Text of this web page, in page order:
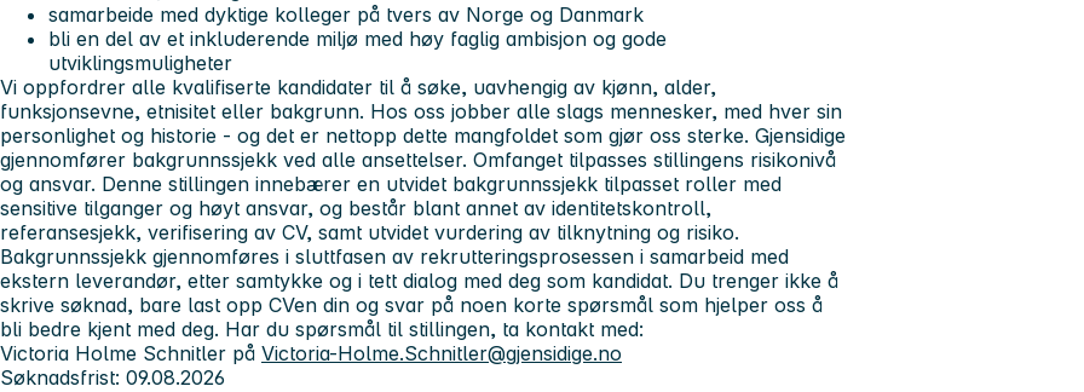
samarbeide med dyktige kolleger på tvers av Norge og Danmark
bli en del av et inkluderende miljø med høy faglig ambisjon og gode
utviklingsmuligheter
Vi oppfordrer alle kvalifiserte kandidater til å søke, uavhengig av kjønn, alder,
funksjonsevne, etnisitet eller bakgrunn. Hos oss jobber alle slags mennesker, med hver sin
personlighet og historie - og det er nettopp dette mangfoldet som gjør oss sterke. Gjensidige
gjennomfører bakgrunnssjekk ved alle ansettelser. Omfanget tilpasses stillingens risikonivå
og ansvar. Denne stillingen innebærer en utvidet bakgrunnssjekk tilpasset roller med
sensitive tilganger og høyt ansvar, og består blant annet av identitetskontroll,
referansesjekk, verifisering av CV, samt utvidet vurdering av tilknytning og risiko.
Bakgrunnssjekk gjennomføres i sluttfasen av rekrutteringsprosessen i samarbeid med
ekstern leverandør, etter samtykke og i tett dialog med deg som kandidat. Du trenger ikke å
skrive søknad, bare last opp CVen din og svar på noen korte spørsmål som hjelper oss å
bli bedre kjent med deg. Har du spørsmål til stillingen, ta kontakt med:
Victoria Holme Schnitler på Victoria-Holme.Schnitler@gjensidige.no
Søknadsfrist: 09.08.2026